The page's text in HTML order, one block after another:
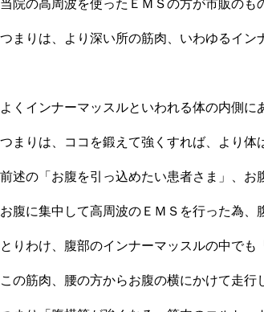
当院の高周波を使ったＥＭＳの方が市販のも
つまりは、より深い所の筋肉、いわゆるイン
よくインナーマッスルといわれる体の内側に
つまりは、ココを鍛えて強くすれば、より体
前述の「お腹を引っ込めたい患者さま」、お
お腹に集中して高周波のＥＭＳを行った為、
とりわけ、腹部のインナーマッスルの中でも
この筋肉、腰の方からお腹の横にかけて走行